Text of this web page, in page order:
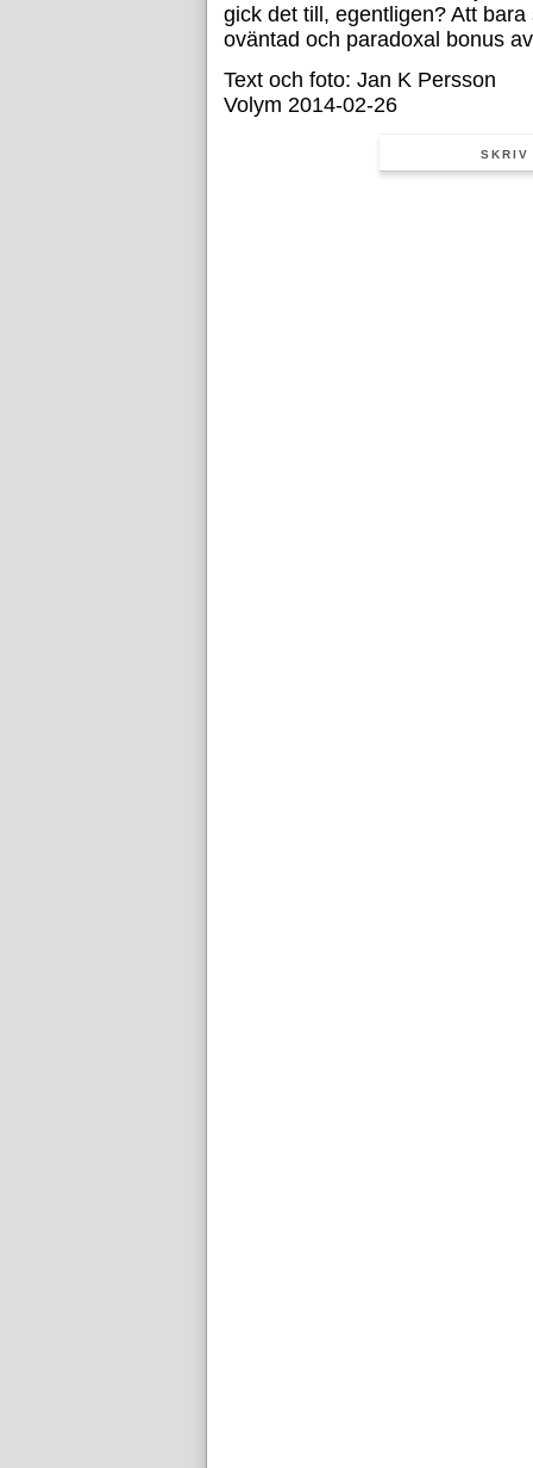
gick det till, egentligen? Att
oväntad och paradoxal bonus
Text och foto: Jan K Persson
Volym 2014-02-26
SKRIV